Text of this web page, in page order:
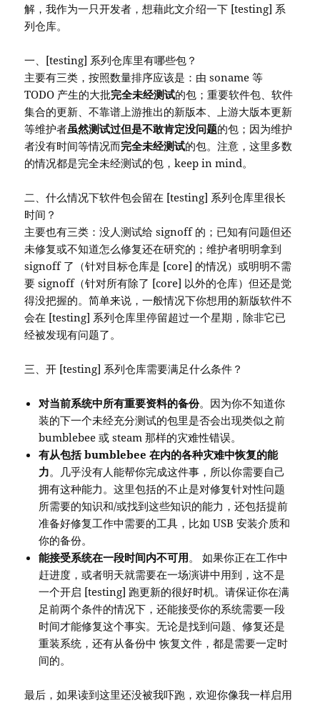
解，我作为一只开发者，想藉此文介绍一下 [testing] 系
列仓库。
一、[testing] 系列仓库里有哪些包？
主要有三类，按照数量排序应该是：由 soname 等
TODO 产生的大批完全未经测试的包；重要软件包、软件
集合的更新、不靠谱上游推出的新版本、上游大版本更新
等维护者虽然测试过但是不敢肯定没问题的包；因为维护
者没有时间等情况而完全未经测试的包。注意，这里多数
的情况都是完全未经测试的包，keep in mind。
二、什么情况下软件包会留在 [testing] 系列仓库里很长
时间？
主要也有三类：没人测试给 signoff 的；已知有问题但还
未修复或不知道怎么修复还在研究的；维护者明明拿到
signoff 了（针对目标仓库是 [core] 的情况）或明明不需
要 signoff（针对所有除了 [core] 以外的仓库）但还是觉
得没把握的。简单来说，一般情况下你想用的新版软件不
会在 [testing] 系列仓库里停留超过一个星期，除非它已
经被发现有问题了。
三、开 [testing] 系列仓库需要满足什么条件？
对当前系统中所有重要资料的备份。因为你不知道你
装的下一个未经充分测试的包里是否会出现类似之前
bumblebee 或 steam 那样的灾难性错误。
有从包括 bumblebee 在内的各种灾难中恢复的能
力。几乎没有人能帮你完成这件事，所以你需要自己
拥有这种能力。这里包括的不止是对修复针对性问题
所需要的知识和/或找到这些知识的能力，还包括提前
准备好修复工作中需要的工具，比如 USB 安装介质和
你的备份。
能接受系统在一段时间内不可用。 如果你正在工作中
赶进度，或者明天就需要在一场演讲中用到，这不是
一个开启 [testing] 跑更新的很好时机。请保证你在满
足前两个条件的情况下，还能接受你的系统需要一段
时间才能修复这个事实。无论是找到问题、修复还是
重装系统，还有从备份中 恢复文件，都是需要一定时
间的。
最后，如果读到这里还没被我吓跑，欢迎你像我一样启用